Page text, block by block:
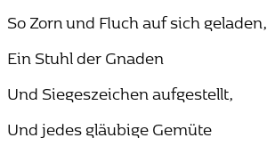
So Zorn und Fluch auf sich geladen,
Ein Stuhl der Gnaden
Und Siegeszeichen aufgestellt,
Und jedes gläubige Gemüte